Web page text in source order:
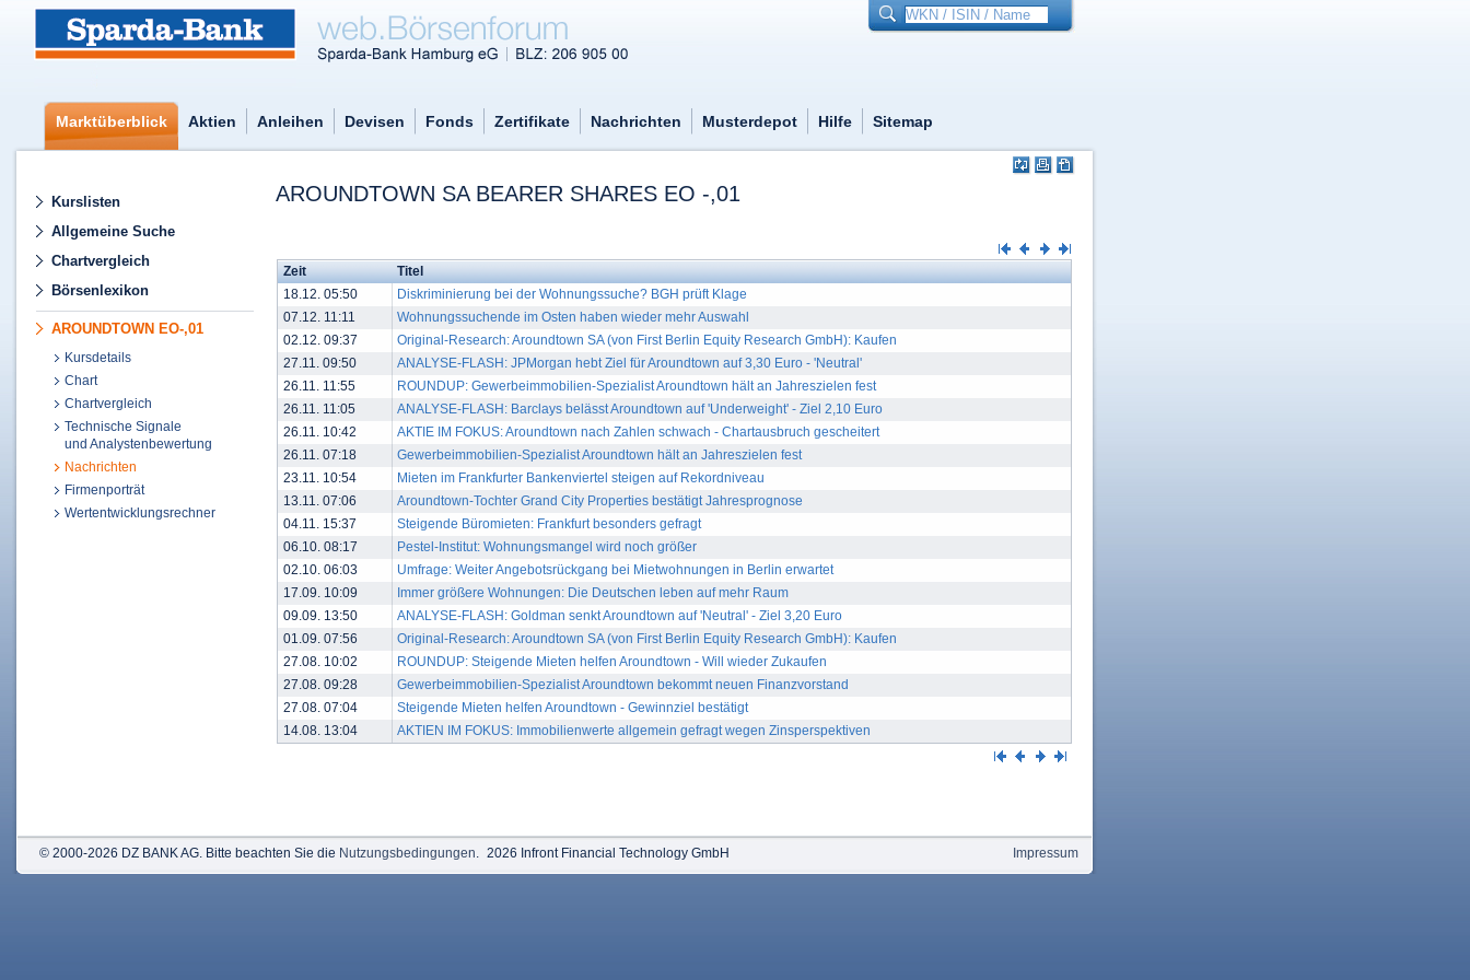
Marktüberblick Aktien Anleihen Devisen Fonds Zertifikate Nachrichten Musterdepot Hilfe Sitemap
Kurslisten
Allgemeine Suche
Chartvergleich
Börsenlexikon
AROUNDTOWN EO-,01
Kursdetails
Chart
Chartvergleich
Technische Signale
und Analystenbewertung
Nachrichten
Firmenporträt
Wertentwicklungsrechner
AROUNDTOWN SA BEARER SHARES EO -,01
Zeit
Titel
18.12. 05:50
Diskriminierung bei der Wohnungssuche? BGH prüft Klage
07.12. 11:11
Wohnungssuchende im Osten haben wieder mehr Auswahl
02.12. 09:37
Original-Research: Aroundtown SA (von First Berlin Equity Research GmbH): Kaufen
27.11. 09:50
ANALYSE-FLASH: JPMorgan hebt Ziel für Aroundtown auf 3,30 Euro - 'Neutral'
26.11. 11:55
ROUNDUP: Gewerbeimmobilien-Spezialist Aroundtown hält an Jahreszielen fest
26.11. 11:05
ANALYSE-FLASH: Barclays belässt Aroundtown auf 'Underweight' - Ziel 2,10 Euro
26.11. 10:42
AKTIE IM FOKUS: Aroundtown nach Zahlen schwach - Chartausbruch gescheitert
26.11. 07:18
Gewerbeimmobilien-Spezialist Aroundtown hält an Jahreszielen fest
23.11. 10:54
Mieten im Frankfurter Bankenviertel steigen auf Rekordniveau
13.11. 07:06
Aroundtown-Tochter Grand City Properties bestätigt Jahresprognose
04.11. 15:37
Steigende Büromieten: Frankfurt besonders gefragt
06.10. 08:17
Pestel-Institut: Wohnungsmangel wird noch größer
02.10. 06:03
Umfrage: Weiter Angebotsrückgang bei Mietwohnungen in Berlin erwartet
17.09. 10:09
Immer größere Wohnungen: Die Deutschen leben auf mehr Raum
09.09. 13:50
ANALYSE-FLASH: Goldman senkt Aroundtown auf 'Neutral' - Ziel 3,20 Euro
01.09. 07:56
Original-Research: Aroundtown SA (von First Berlin Equity Research GmbH): Kaufen
27.08. 10:02
ROUNDUP: Steigende Mieten helfen Aroundtown - Will wieder Zukaufen
27.08. 09:28
Gewerbeimmobilien-Spezialist Aroundtown bekommt neuen Finanzvorstand
27.08. 07:04
Steigende Mieten helfen Aroundtown - Gewinnziel bestätigt
14.08. 13:04
AKTIEN IM FOKUS: Immobilienwerte allgemein gefragt wegen Zinsperspektiven
© 2000-2026 DZ BANK AG. Bitte beachten Sie die Nutzungsbedingungen. 2026 Infront Financial Technology GmbH Impressum